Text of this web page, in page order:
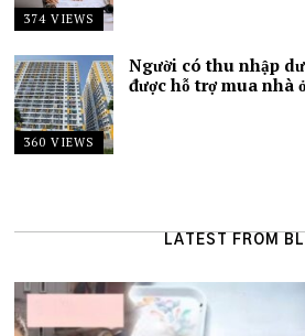
374 VIEWS
360 VIEWS
Người có thu nhập
được hỗ trợ mua nhà
LATEST FROM